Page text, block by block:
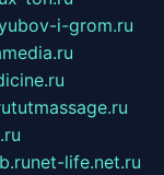
i-grom.ru
tutmassage.ru
net-life.net.ru